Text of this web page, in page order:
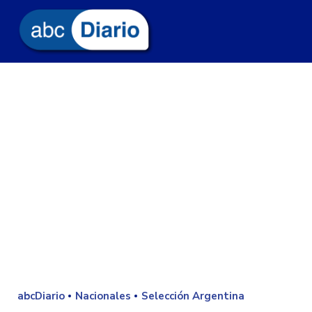
abcDiario Nacionales Selección Argentina